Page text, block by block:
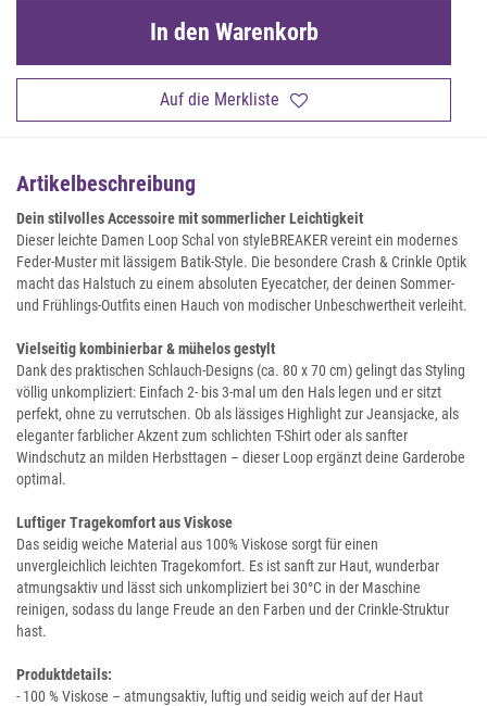
Auf die Merkliste
In den Warenkorb
Artikelbeschreibung
Dein stilvolles Accessoire mit sommerlicher Leichtigkeit
Dieser leichte Damen Loop Schal von styleBREAKER vereint ein modernes
Feder-Muster mit lässigem Batik-Style. Die besondere Crash & Crinkle Optik
macht das Halstuch zu einem absoluten Eyecatcher, der deinen Sommer-
und Frühlings-Outfits einen Hauch von modischer Unbeschwertheit verleiht.
Vielseitig kombinierbar & mühelos gestylt
Dank des praktischen Schlauch-Designs (ca. 80 x 70 cm) gelingt das Styling
völlig unkompliziert: Einfach 2- bis 3-mal um den Hals legen und er sitzt
perfekt, ohne zu verrutschen. Ob als lässiges Highlight zur Jeansjacke, als
eleganter farblicher Akzent zum schlichten T-Shirt oder als sanfter
Windschutz an milden Herbsttagen – dieser Loop ergänzt deine Garderobe
optimal.
Luftiger Tragekomfort aus Viskose
Das seidig weiche Material aus 100% Viskose sorgt für einen
unvergleichlich leichten Tragekomfort. Es ist sanft zur Haut, wunderbar
atmungsaktiv und lässt sich unkompliziert bei 30°C in der Maschine
reinigen, sodass du lange Freude an den Farben und der Crinkle-Struktur
hast.
Produktdetails:
- 100 % Viskose – atmungsaktiv, luftig und seidig weich auf der Haut